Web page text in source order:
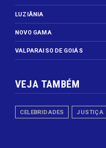
LUZIÂNIA
NOVO GAMA
VALPARAISO DE GOIÁS
VEJA TAMBÉM
CELEBRIDADES JUSTIÇA